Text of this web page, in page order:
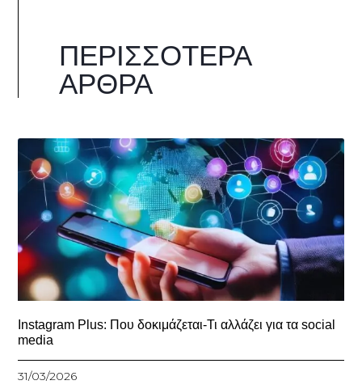
ΠΕΡΙΣΣΌΤΕΡΑ
ΆΡΘΡΑ
Instagram Plus: Που δοκιμάζεται-Τι αλλάζει για τα social
media
31/03/2026